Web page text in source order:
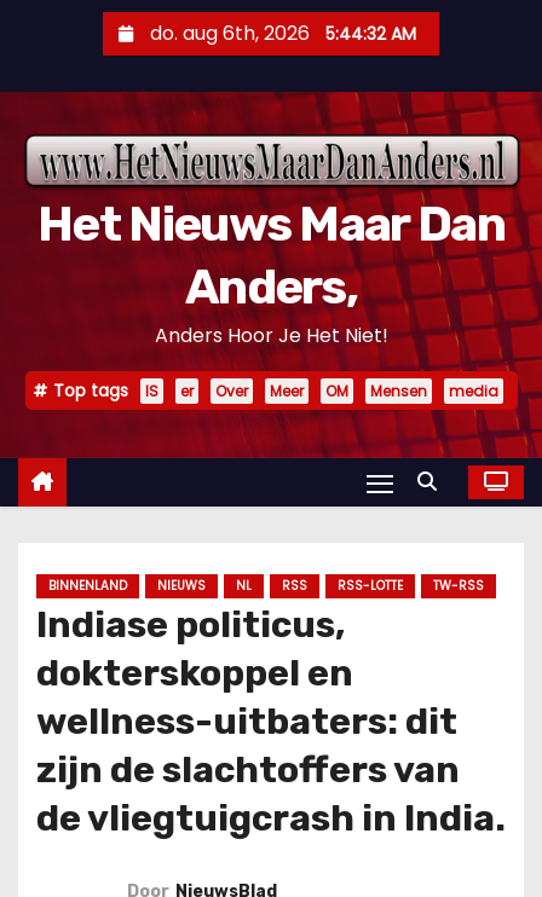
n
do. aug 6th, 2026 5:44:33 AM
Het Nieuws Maar Dan
Anders,
Anders Hoor Je Het Niet!
Top tags IS er Over Meer OM Mensen media
BINNENLAND NIEUWS NL RSS RSS-LOTTE TW-RSS
Indiase politicus,
dokterskoppel en
wellness-uitbaters: dit
zijn de slachtoffers van
de vliegtuigcrash in India.
Door NieuwsBlad